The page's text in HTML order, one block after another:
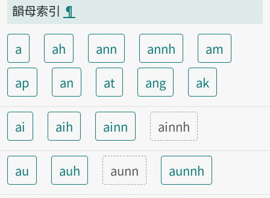
韻母索引 ¶
a ah ann annh
am
ap
an at ang ak
ai aih ainn ainnh
au auh aunn aunnh